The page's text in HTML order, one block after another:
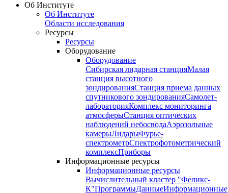
Об Институте
Об Институте
Области исследования
Ресурсы
Ресурсы
Оборудование
Оборудование
Сибирская лидарная станцияМалая
станция высотного
зондированияСтанция приема данных
спутникового зондированияСамолет-
лабораторияКомплекс мониторинга
атмосферыСтанция оптических
наблюдений небосводаАэрозольные
камерыЛидарыФурье-
спектрометрСпектрофотометрический
комплексПриборы
Информационные ресурсы
Информационные ресурсы
Вычислительный кластер "Феликс-
К"ПрограммыДанныеИнформационные